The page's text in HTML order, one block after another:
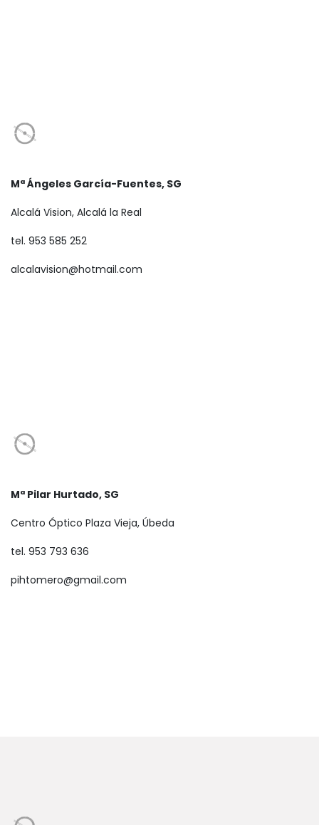
Mª Ángeles García-Fuentes, SG
Alcalá Vision, Alcalá la Real
tel. 953 585 252
alcalavision@hotmail.com
Mª Pilar Hurtado, SG
Centro Óptico Plaza Vieja, Úbeda
tel. 953 793 636
pihtomero@gmail.com